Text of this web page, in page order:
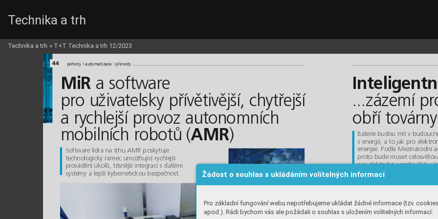
Žádost o souhlas s ukládáním volitelných informací
Pro základní fungování webu nepotřebujeme ukládat žádné informace (tzv. cookies
apod.). Rádi bychom vás ale požádali o souhlas s uložením volitelných informací:
pohony automatizace převody
44
Software lídra na trhu AMR poskytuje
technologický rámec umožňující rychlejší
provádění úkolů, těsnější integraci s dalšími
systémy a lepší kybernetickou bezpečnost.
MiR a software
pro uživatelsky přívětivější, chytřejší
a rychlejší provoz autonomních
mobilních robotů (AMR)
Baterie budou mít v
s energií, a to jak pro
energie. Podle Mezinárodní
proto bude muset
pro elektrická vozidla (EV) v
než ztrojnásobit, jen tak
celosvětový cíl pro výrobu
...zázemí
obří
Technika a trh
Technika a trh » T+T Technika a trh 12/2023